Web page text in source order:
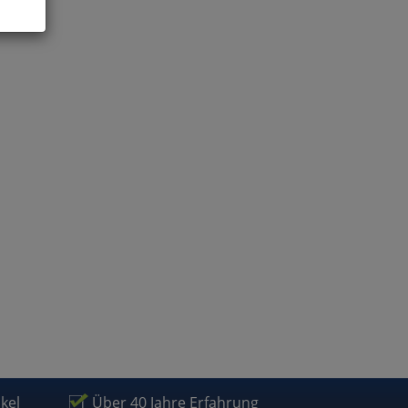
Über 40 Jahre Erfahrung